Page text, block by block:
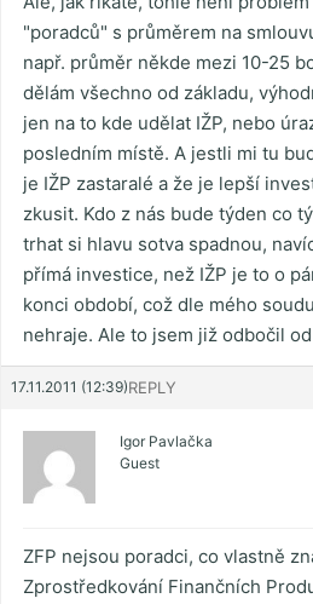
"poradců" s průměrem na
např. průměr někde mezi 10-25
dělám všechno od základu,
jen na to kde udělat IŽP, nebo
posledním místě. A jestli mi tu
je IŽP zastaralé a že je lepší
zkusit. Kdo z nás bude týden co
trhat si hlavu sotva spadnou,
přímá investice, než IŽP je to o
konci období, což dle mého
nehraje. Ale to jsem již odbočil
17.11.2011 (12:39)REPLY
Igor Pavlačka
Guest
ZFP nejsou poradci, co vlastně
Zprostředkování Finančních